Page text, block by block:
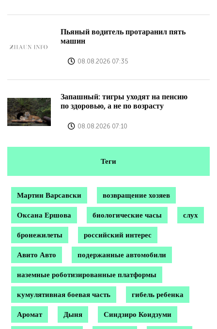
Пьяный водитель протаранил пять
машин
08.08.2026 07:35
Запашный: тигры уходят на пенсию
по здоровью, а не по возрасту
08.08.2026 07:10
Теги
Мартин Варсавски возвращение хозяев
Оксана Ершова биологические часы слух
бронежилеты российский интерес
Авито Авто подержанные автомобили
наземные роботизированные платформы
кумулятивная боевая часть гибель ребенка
Аромат Дыня Синдзиро Коидзуми